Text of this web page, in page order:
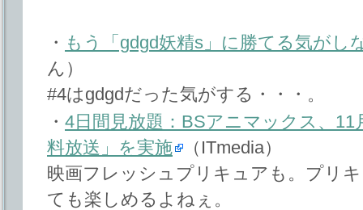
・ もう「gdgd妖精s」に勝てる気がし
ん）
#4はgdgdだった気がする・・・。
・ 4日間見放題：BSアニマックス、11
料放送」を実施
（ITmedia）
映画フレッシュプリキュアも。プリ
ても楽しめるよねぇ。